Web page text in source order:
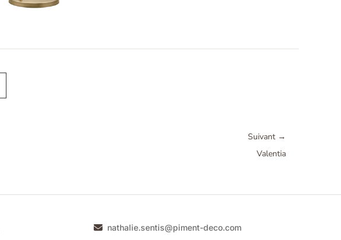
Suivant →
Valentia
nathalie.sentis@piment-deco.com